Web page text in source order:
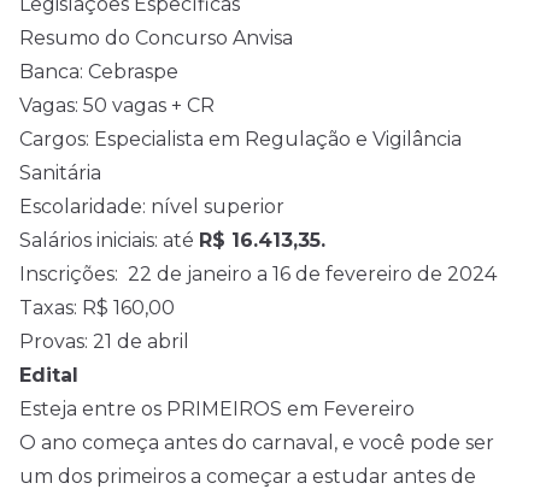
Resumo do Concurso Anvisa
Banca: Cebraspe
Vagas: 50 vagas + CR
Cargos: Especialista em Regulação e Vigilância
Sanitária
Escolaridade: nível superior
Salários iniciais: até R$ 16.413,35.
Inscrições: 22 de janeiro a 16 de fevereiro de 2024
Taxas: R$ 160,00
Provas: 21 de abril
Edital
Esteja entre os PRIMEIROS em Fevereiro
O ano começa antes do carnaval, e você pode ser
um dos primeiros a começar a estudar antes de